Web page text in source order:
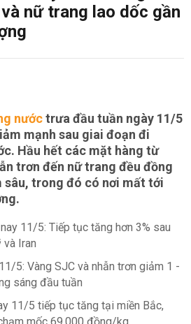
nữ trang lao dốc gần
nướctrưa đầu tuần ngày 11/5
mạnh sau giai đoạn đi
Hầu hết các mặt hàng từ
trơn đến nữ trang đều đồng
sâu, trong đó có nơi mất tới
11/5: Tiếp tục tăng hơn 3% sau
Iran
5: Vàng SJC và nhẫn trơn giảm 1 -
sáng đầu tuần
11/5 tiếp tục tăng tại miền Bắc,